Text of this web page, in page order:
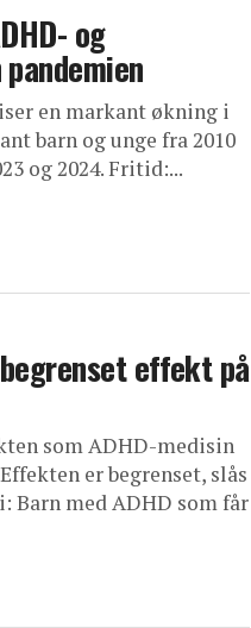
og
en markant økning i
barn og unge fra 2010
og 2024. Fritid:...
effekt på
som ADHD-medisin
er begrenset, slås
Barn med ADHD som får